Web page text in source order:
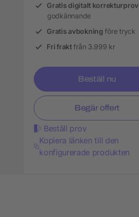
Gratis digitalt korrekturprov
godkännande
Gratis avbokning före tryck
Fri fraktfrån 3.999 kr
Beställ nu
Begär offert
Beställ prov
Kopiera länken till den
konfigurerade produkten